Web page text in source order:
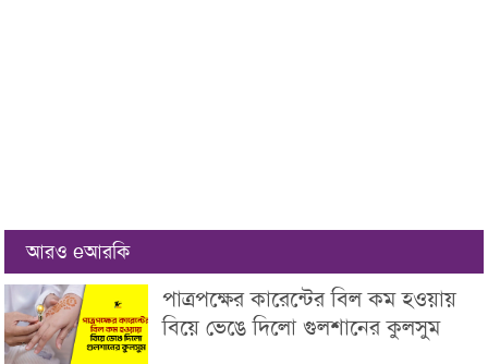
আরও eআরকি
পাত্রপক্ষের কারেন্টের বিল কম হওয়ায়
বিয়ে ভেঙে দিলো গুলশানের কুলসুম